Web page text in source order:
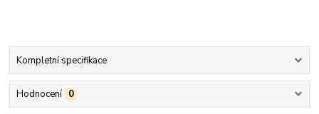
Kompletní specifikace
Hodnocení 0